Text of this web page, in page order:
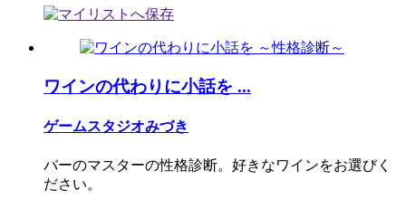
ワインの代わりに小話を ...
ゲームスタジオみづき
バーのマスターの性格診断。好きなワインをお選びく
ださい。